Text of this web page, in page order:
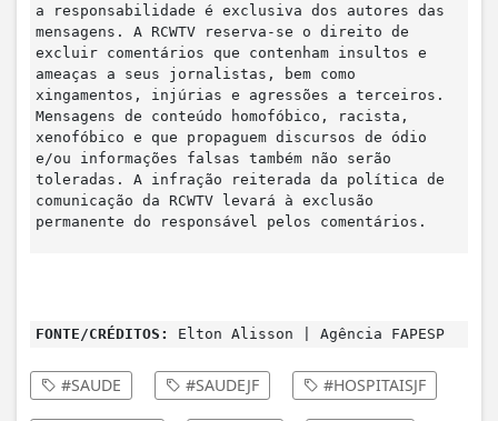
a responsabilidade é exclusiva dos autores das
mensagens. A RCWTV reserva-se o direito de
excluir comentários que contenham insultos e
ameaças a seus jornalistas, bem como
xingamentos, injúrias e agressões a terceiros.
Mensagens de conteúdo homofóbico, racista,
xenofóbico e que propaguem discursos de ódio
e/ou informações falsas também não serão
toleradas. A infração reiterada da política de
comunicação da RCWTV levará à exclusão
permanente do responsável pelos comentários.
FONTE/CRÉDITOS: Elton Alisson | Agência FAPESP
#SAUDE #SAUDEJF #HOSPITAISJF